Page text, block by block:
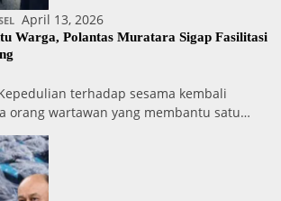
April 13, 2026
Warga, Polantas Muratara Sigap Fasilitasi
terhadap sesama kembali
orang wartawan yang membantu satu…